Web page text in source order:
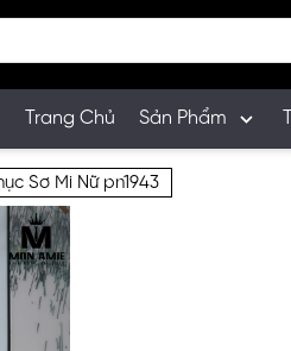
Trang Chủ Sản Phẩm
Sơ Mi Nữ pn1943